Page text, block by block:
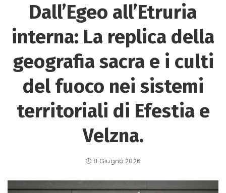
Dall’Egeo all’Etruria
interna: La replica della
geografia sacra e i culti
del fuoco nei sistemi
territoriali di Efestia e
Velzna.
8 Giugno 2026